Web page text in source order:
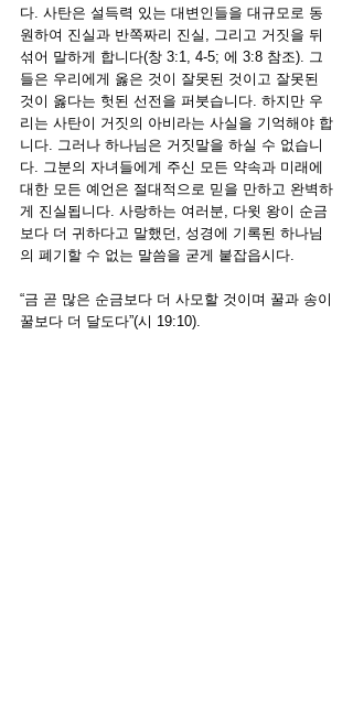
다. 사탄은 설득력 있는 대변인들을 대규모로 동
원하여 진실과 반쪽짜리 진실, 그리고 거짓을 뒤
섞어 말하게 합니다(창 3:1, 4-5; 에 3:8 참조). 그
들은 우리에게 옳은 것이 잘못된 것이고 잘못된
것이 옳다는 헛된 선전을 퍼붓습니다. 하지만 우
리는 사탄이 거짓의 아비라는 사실을 기억해야 합
니다. 그러나 하나님은 거짓말을 하실 수 없습니
다. 그분의 자녀들에게 주신 모든 약속과 미래에
대한 모든 예언은 절대적으로 믿을 만하고 완벽하
게 진실됩니다. 사랑하는 여러분, 다윗 왕이 순금
보다 더 귀하다고 말했던, 성경에 기록된 하나님
의 폐기할 수 없는 말씀을 굳게 붙잡읍시다.
“금 곧 많은 순금보다 더 사모할 것이며 꿀과 송이
꿀보다 더 달도다”(시 19:10).